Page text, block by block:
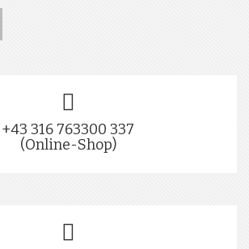
+43 316 763300 337
(Online-Shop)